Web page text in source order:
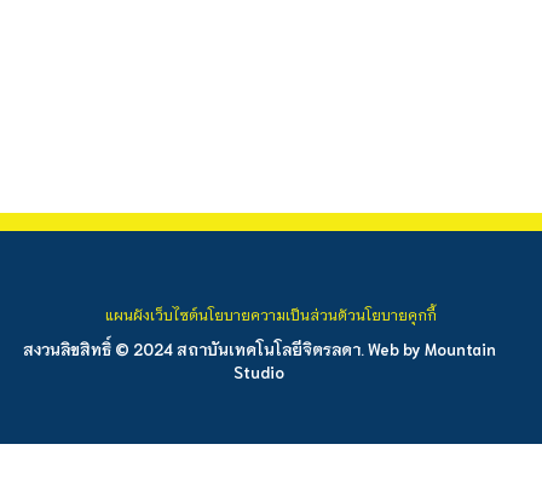
สงวนลิขสิทธิ์ © 2024 สถาบันเทคโนโลยีจิตรลดา. Web by Mountain
Studio
แผนผังเว็บไซต์นโยบายความเป็นส่วนตัวนโยบายคุกกี้